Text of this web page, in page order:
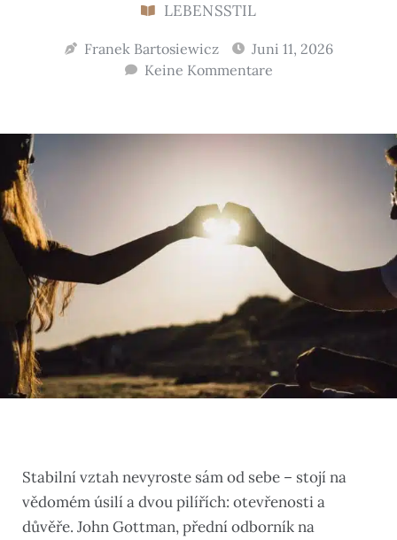
LEBENSSTIL
Franek Bartosiewicz
Juni 11, 2026
Keine Kommentare
Stabilní vztah nevyroste sám od sebe – stojí na
vědomém úsilí a dvou pilířích: otevřenosti a
důvěře. John Gottman, přední odborník na